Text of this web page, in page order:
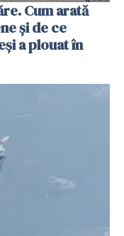
Cum arată
și de ce
a plouat în